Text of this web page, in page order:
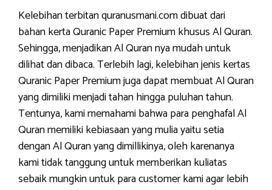
Kelebihan terbitan quranusmani.com dibuat dari
bahan kerta Quranic Paper Premium khusus Al Quran.
Sehingga, menjadikan Al Quran nya mudah untuk
dilihat dan dibaca. Terlebih lagi, kelebihan jenis kertas
Quranic Paper Premium juga dapat membuat Al Quran
yang dimiliki menjadi tahan hingga puluhan tahun.
Tentunya, kami memahami bahwa para penghafal Al
Quran memiliki kebiasaan yang mulia yaitu setia
dengan Al Quran yang dimillikinya, oleh karenanya
kami tidak tanggung untuk memberikan kuliatas
sebaik mungkin untuk para customer kami agar lebih